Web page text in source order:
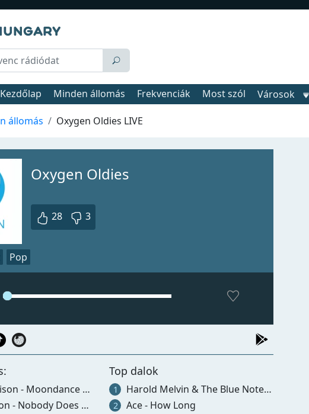
Kezdőlap Minden állomás Frekvenciák Most szól Városok
állomás Oxygen Oldies LIVE
Oxygen Oldies
28 3
Pop
(2013 Remaster)
Nobody Does It Better
Top dalok
1 Harold Melvin & The Blue Notes - The Love I Lost (feat. Teddy Pendergrass)
2 Ace - How Long